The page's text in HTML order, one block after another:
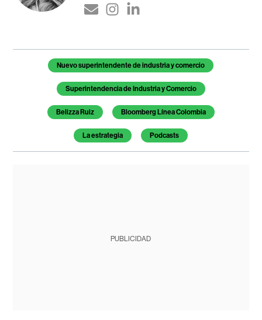
Temas de este artículo
Nuevo superintendente de industria y comercio
Superintendencia de Industria y Comercio
Belizza Ruiz Bloomberg Línea Colombia
La estrategia Podcasts
PUBLICIDAD